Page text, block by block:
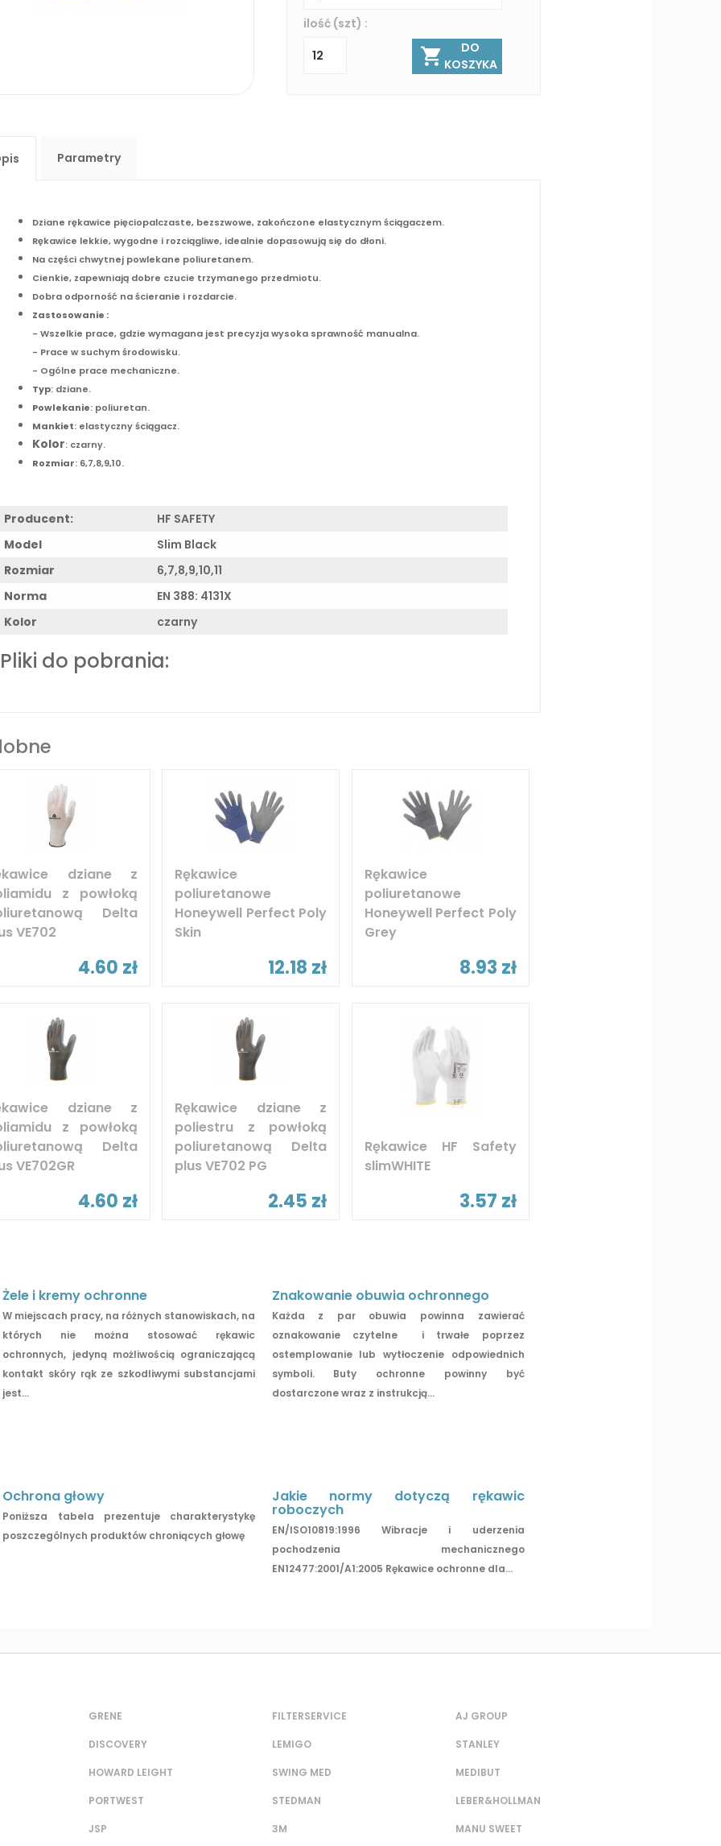
ilość (szt) :
DO
KOSZYKA
Parametry
Dziane rękawice pięciopalczaste, bezszwowe, zakończone elastycznym ściągaczem.
Rękawice lekkie, wygodne i rozciągliwe, idealnie dopasowują się do dłoni.
Na części chwytnej powlekane poliuretanem.
Cienkie, zapewniają dobre czucie trzymanego przedmiotu.
Dobra odporność na ścieranie i rozdarcie.
Zastosowanie :
- Wszelkie prace, gdzie wymagana jest precyzja wysoka sprawność manualna.
- Prace w suchym środowisku.
- Ogólne prace mechaniczne.
Typ: dziane.
Powlekanie: poliuretan.
Mankiet: elastyczny ściągacz.
Kolor: czarny.
Rozmiar: 6,7,8,9,10.
Producent:
HF SAFETY
Model
Slim Black
Rozmiar
6,7,8,9,10,11
Norma
EN 388: 4131X
Kolor
czarny
Pliki do pobrania:
dziane z
z powłoką
Delta
VE702
4.60 zł
Rękawice
poliuretanowe
Honeywell Perfect Poly
Skin
12.18 zł
Rękawice
poliuretanowe
Honeywell Perfect Poly
Grey
8.93 zł
dziane z
z powłoką
Delta
VE702GR
4.60 zł
Rękawice dziane z
poliestru z powłoką
poliuretanową Delta
plus VE702 PG
2.45 zł
Rękawice HF Safety
slimWHITE
3.57 zł
Żele i kremy ochronne
W miejscach pracy, na różnych stanowiskach, na
których nie można stosować rękawic
ochronnych, jedyną możliwością ograniczającą
kontakt skóry rąk ze szkodliwymi substancjami
jest...
Znakowanie obuwia ochronnego
Każda z par obuwia powinna zawierać
oznakowanie czytelne i trwałe poprzez
ostemplowanie lub wytłoczenie odpowiednich
symboli. Buty ochronne powinny być
dostarczone wraz z instrukcją...
Ochrona głowy
Poniższa tabela prezentuje charakterystykę
poszczególnych produktów chroniących głowę
Jakie normy dotyczą rękawic
roboczych
EN/ISO10819:1996 Wibracje i uderzenia
pochodzenia mechanicznego
EN12477:2001/A1:2005 Rękawice ochronne dla...
GRENE
DISCOVERY
HOWARD LEIGHT
PORTWEST
JSP
FILTERSERVICE
LEMIGO
SWING MED
STEDMAN
3M
AJ GROUP
STANLEY
MEDIBUT
LEBER&HOLLMAN
MANU SWEET